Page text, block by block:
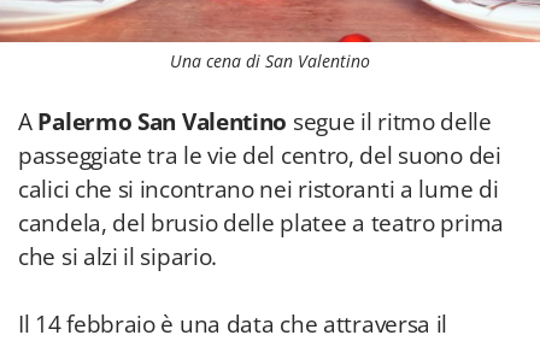
Una cena di San Valentino
APalermoSan Valentino segue il ritmo delle
passeggiate tra le vie del centro, del suono dei
calici che si incontrano nei ristoranti a lume di
candela, del brusio delle platee a teatro prima
che si alzi il sipario.
Il 14 febbraio è una data che attraversa il